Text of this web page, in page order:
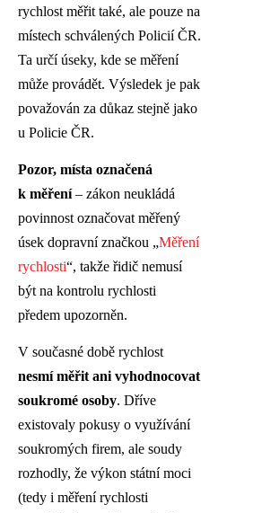
rychlost měřit také, ale pouze na
místech schválených Policií ČR.
Ta určí úseky, kde se měření
může provádět. Výsledek je pak
považován za důkaz stejně jako
u Policie ČR.
Pozor, místa označená
k měření– zákon neukládá
povinnost označovat měřený
úsek dopravní značkou „Měření
rychlosti“, takže řidič nemusí
být na kontrolu rychlosti
předem upozorněn.
V současné době rychlost
nesmí měřit ani vyhodnocovat
soukromé osoby. Dříve
existovaly pokusy o využívání
soukromých firem, ale soudy
rozhodly, že výkon státní moci
(tedy i měření rychlosti